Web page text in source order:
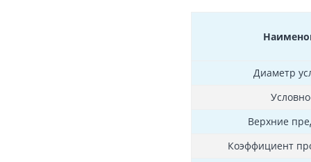
Диаметр
Верхние
Коэффициент